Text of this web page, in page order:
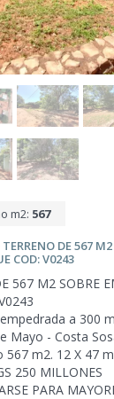
m2: 567
DE 567
COD: V0243
567 M2 SOBRE
a 300
Mayo - Costa
567 m2. 12 X 47
250 MILLONES
PARA